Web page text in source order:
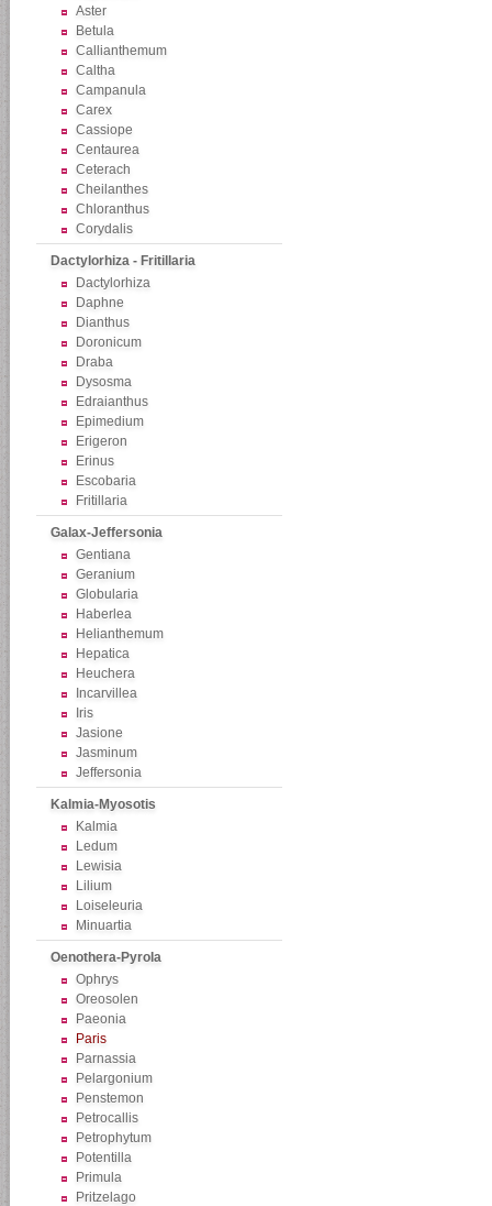
Aster
Betula
Callianthemum
Caltha
Campanula
Carex
Cassiope
Centaurea
Ceterach
Cheilanthes
Chloranthus
Corydalis
Dactylorhiza - Fritillaria
Dactylorhiza
Daphne
Dianthus
Doronicum
Draba
Dysosma
Edraianthus
Epimedium
Erigeron
Erinus
Escobaria
Fritillaria
Galax-Jeffersonia
Gentiana
Geranium
Globularia
Haberlea
Helianthemum
Hepatica
Heuchera
Incarvillea
Iris
Jasione
Jasminum
Jeffersonia
Kalmia-Myosotis
Kalmia
Ledum
Lewisia
Lilium
Loiseleuria
Minuartia
Oenothera-Pyrola
Ophrys
Oreosolen
Paeonia
Paris
Parnassia
Pelargonium
Penstemon
Petrocallis
Petrophytum
Potentilla
Primula
Pritzelago